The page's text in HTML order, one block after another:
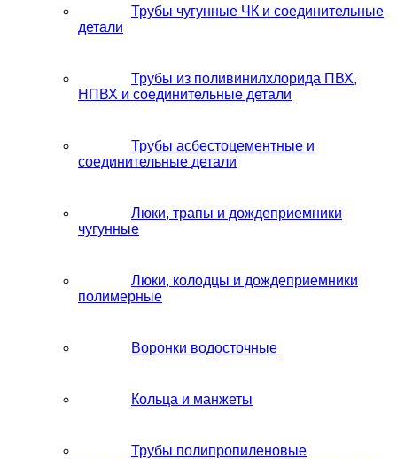
Трубы чугунные ЧК и соединительные
детали
Трубы из поливинилхлорида ПВХ,
НПВХ и соединительные детали
Трубы асбестоцементные и
соединительные детали
Люки, трапы и дождеприемники
чугунные
Люки, колодцы и дождеприемники
полимерные
Воронки водосточные
Кольца и манжеты
Трубы полипропиленовые